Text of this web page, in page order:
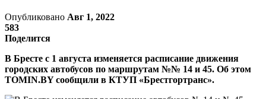
Опубликовано Авг 1, 2022
583
Поделится
В Бресте с 1 августа изменяется расписание движения
городских автобусов по маршрутам №№ 14 и 45. Об этом
TOMIN.BY сообщили в КТУП «Брестгортранс».